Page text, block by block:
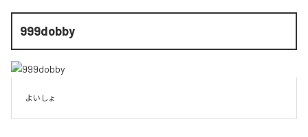
999dobby
よいしょ